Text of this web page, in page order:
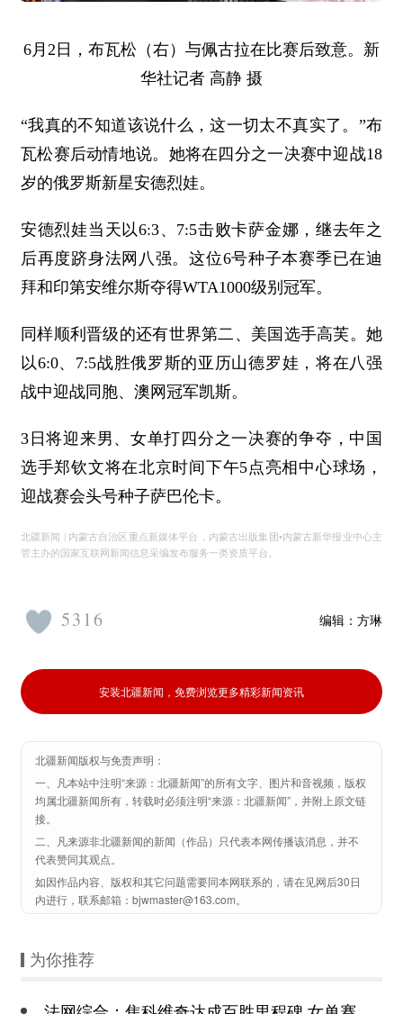
6月2日，布瓦松（右）与佩古拉在比赛后致意。新
华社记者 高静 摄
“我真的不知道该说什么，这一切太不真实了。”布
瓦松赛后动情地说。她将在四分之一决赛中迎战18
岁的俄罗斯新星安德烈娃。
安德烈娃当天以6:3、7:5击败卡萨金娜，继去年之
后再度跻身法网八强。这位6号种子本赛季已在迪
拜和印第安维尔斯夺得WTA1000级别冠军。
同样顺利晋级的还有世界第二、美国选手高芙。她
以6:0、7:5战胜俄罗斯的亚历山德罗娃，将在八强
战中迎战同胞、澳网冠军凯斯。
3日将迎来男、女单打四分之一决赛的争夺，中国
选手郑钦文将在北京时间下午5点亮相中心球场，
迎战赛会头号种子萨巴伦卡。
北疆新闻 | 内蒙古自治区重点新媒体平台，内蒙古出版集团•内蒙古新华报业中心主
管主办的国家互联网新闻信息采编发布服务一类资质平台。
编辑： 方琳
5316
安装北疆新闻，免费浏览更多精彩新闻资讯
北疆新闻版权与免责声明：
一、凡本站中注明“来源：北疆新闻”的所有文字、图片和音视频，版权
均属北疆新闻所有，转载时必须注明“来源：北疆新闻”，并附上原文链
接。
二、凡来源非北疆新闻的新闻（作品）只代表本网传播该消息，并不
代表赞同其观点。
如因作品内容、版权和其它问题需要同本网联系的，请在见网后30日
内进行，联系邮箱：bjwmaster@163.com。
为你推荐